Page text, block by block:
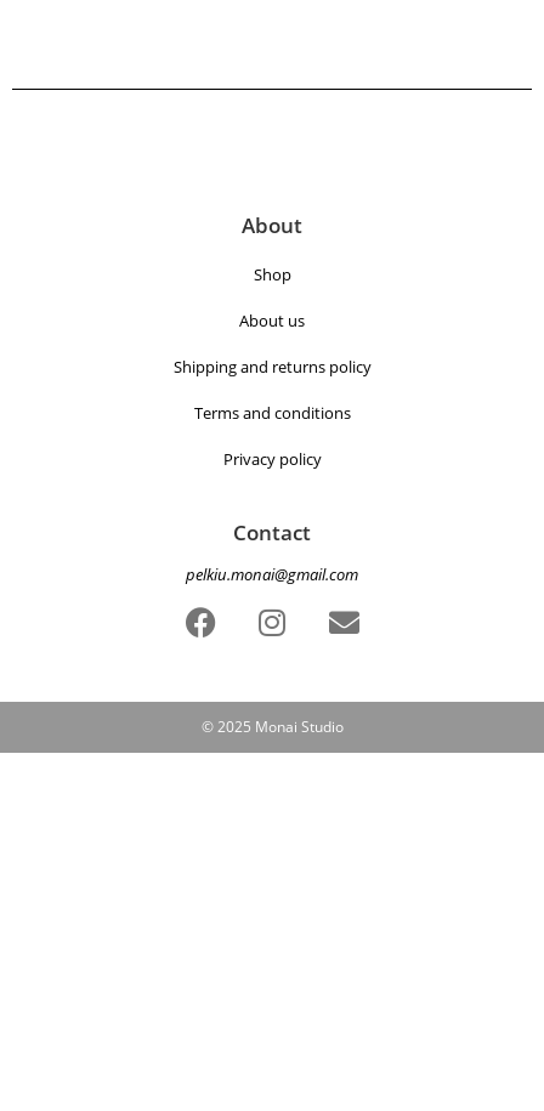
About
Shop
About us
Shipping and returns policy
Terms and conditions
Privacy policy
Contact
pelkiu.monai@gmail.com
© 2025 Monai Studio